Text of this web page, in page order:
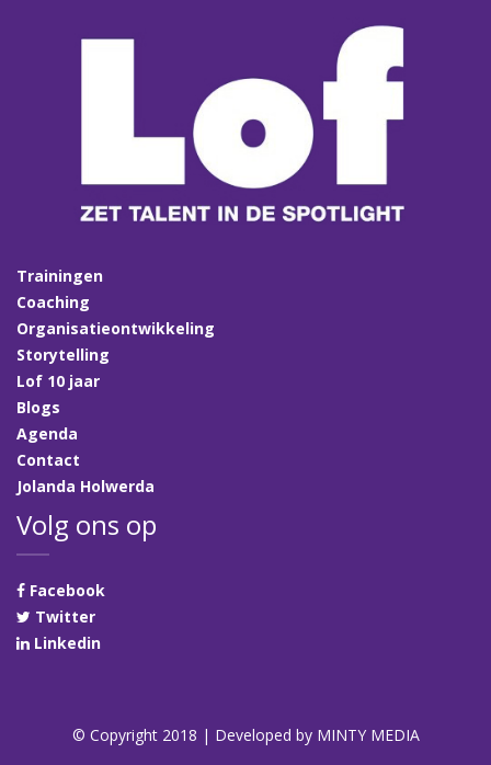
Trainingen
Coaching
Organisatieontwikkeling
Storytelling
Lof 10 jaar
Blogs
Agenda
Contact
Jolanda Holwerda
Volg ons op
Facebook
Twitter
Linkedin
© Copyright 2018 | Developed by MINTY MEDIA